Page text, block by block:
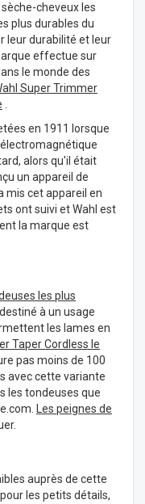
cheveux les
plus durables du
leur durabilité et leur
effectue sur
le monde des
Super Trimmer
.
en 1911 lorsque
alors qu'il était
un appareil de
mis cet appareil en
ont suivi et Wahl est
la marque est
les plus
à un usage
les lames en
Taper Cordless le
pas moins de 100
avec cette variante
les tondeuses que
Les peignes de
auprès de cette
les petits détails,